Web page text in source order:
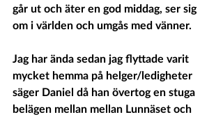
går ut och äter en god middag, ser sig
om i världen och umgås med vänner.
Jag har ända sedan jag flyttade varit
mycket hemma på helger/ledigheter
säger Daniel då han övertog en stuga
belägen mellan mellan Lunnäset och